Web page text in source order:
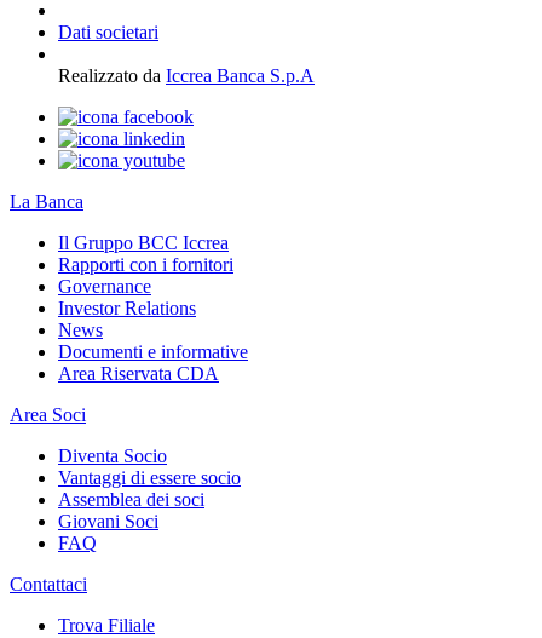
Dati societari
Realizzato da Iccrea Banca S.p.A
La Banca
Il Gruppo BCC Iccrea
Rapporti con i fornitori
Governance
Investor Relations
News
Documenti e informative
Area Riservata CDA
Area Soci
Diventa Socio
Vantaggi di essere socio
Assemblea dei soci
Giovani Soci
FAQ
Contattaci
Trova Filiale